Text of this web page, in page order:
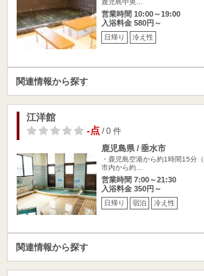
鹿児島中央…
営業時間 10:00～19:00
入浴料金 580円～
日帰り 冷え性
関連情報から探す
江洋館
-点/ 0 件
鹿児島県 / 垂水市
・鹿児島空港から約1時間15分
市内から約…
営業時間 7:00～21:30
入浴料金 350円～
日帰り 宿泊 冷え性
関連情報から探す